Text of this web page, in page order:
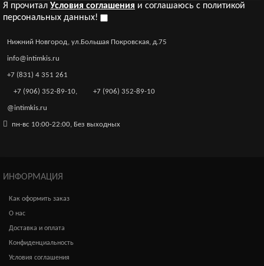
Я прочитал Условия соглашения и соглашаюсь с политикой
персональных данных!
Нижний Новгород, ул.Большая Покровская, д.75
info@intimkis.ru
+7 (831) 4 351 261
+7 (906) 352-89-10, +7 (906) 352-89-10
@intimkis.ru
пн-вс 10:00-22:00, Без выходных
ИНФОРМАЦИЯ
Как оформить заказ
О нас
Доставка и оплата
Конфиденциальность
Условия соглашения